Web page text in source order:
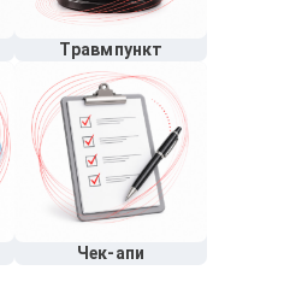
Травмпункт
Чек-апи